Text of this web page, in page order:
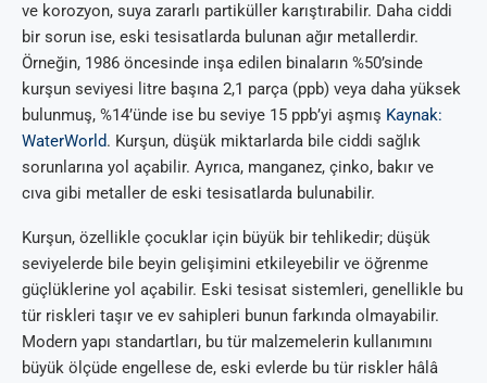
ve korozyon, suya zararlı partiküller karıştırabilir. Daha ciddi
bir sorun ise, eski tesisatlarda bulunan ağır metallerdir.
Örneğin, 1986 öncesinde inşa edilen binaların %50’sinde
kurşun seviyesi litre başına 2,1 parça (ppb) veya daha yüksek
bulunmuş, %14’ünde ise bu seviye 15 ppb’yi aşmış Kaynak:
WaterWorld. Kurşun, düşük miktarlarda bile ciddi sağlık
sorunlarına yol açabilir. Ayrıca, manganez, çinko, bakır ve
cıva gibi metaller de eski tesisatlarda bulunabilir.
Kurşun, özellikle çocuklar için büyük bir tehlikedir; düşük
seviyelerde bile beyin gelişimini etkileyebilir ve öğrenme
güçlüklerine yol açabilir. Eski tesisat sistemleri, genellikle bu
tür riskleri taşır ve ev sahipleri bunun farkında olmayabilir.
Modern yapı standartları, bu tür malzemelerin kullanımını
büyük ölçüde engellese de, eski evlerde bu tür riskler hâlâ